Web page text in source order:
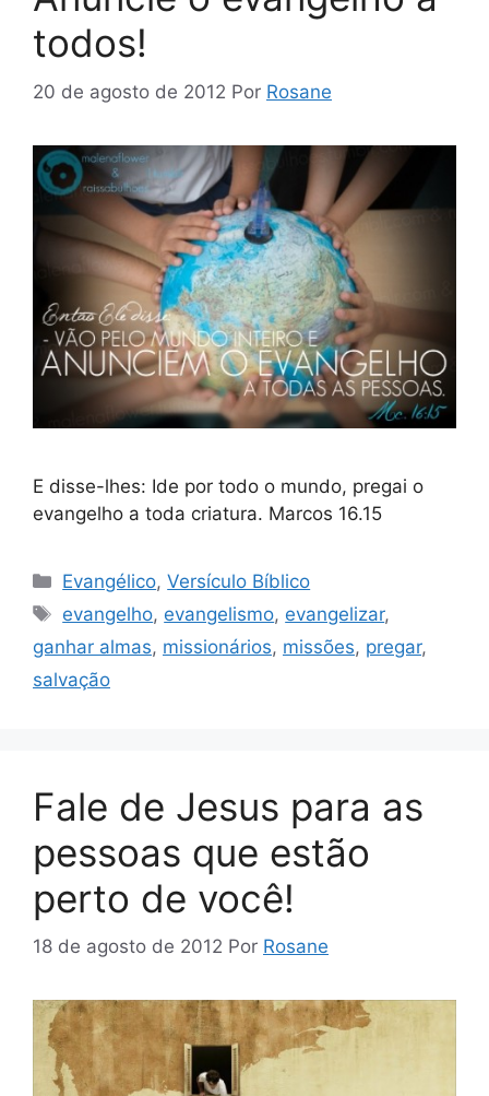
todos!
20 de agosto de 2012 Por Rosane
E disse-lhes: Ide por todo o mundo, pregai o
evangelho a toda criatura. Marcos 16.15
Categorias
Evangélico,Versículo Bíblico
Tags
evangelho, evangelismo, evangelizar,
ganhar almas, missionários, missões, pregar,
salvação
Fale de Jesus para as
pessoas que estão
perto de você!
18 de agosto de 2012 Por Rosane